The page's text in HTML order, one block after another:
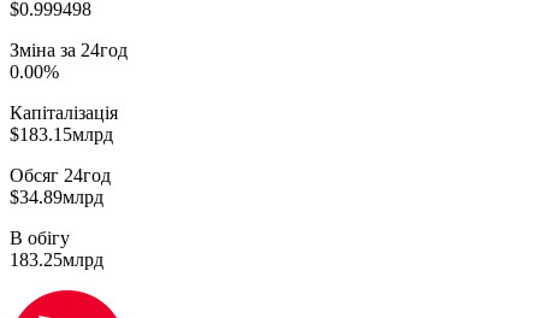
$0.999498
Зміна за 24год
0.00%
Капіталізація
$183.15млрд
Обсяг 24год
$34.89млрд
В обігу
183.25млрд